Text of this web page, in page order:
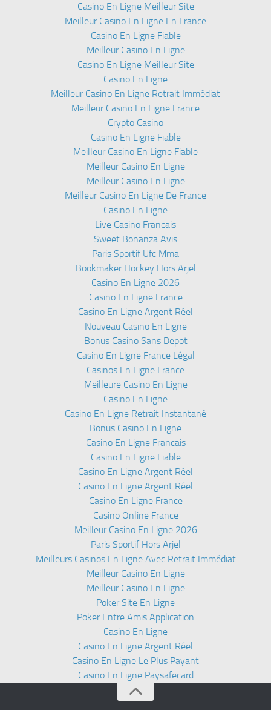
Casino En Ligne Meilleur Site
Meilleur Casino En Ligne En France
Casino En Ligne Fiable
Meilleur Casino En Ligne
Casino En Ligne Meilleur Site
Casino En Ligne
Meilleur Casino En Ligne Retrait Immédiat
Meilleur Casino En Ligne France
Crypto Casino
Casino En Ligne Fiable
Meilleur Casino En Ligne Fiable
Meilleur Casino En Ligne
Meilleur Casino En Ligne
Meilleur Casino En Ligne De France
Casino En Ligne
Live Casino Francais
Sweet Bonanza Avis
Paris Sportif Ufc Mma
Bookmaker Hockey Hors Arjel
Casino En Ligne 2026
Casino En Ligne France
Casino En Ligne Argent Réel
Nouveau Casino En Ligne
Bonus Casino Sans Depot
Casino En Ligne France Légal
Casinos En Ligne France
Meilleure Casino En Ligne
Casino En Ligne
Casino En Ligne Retrait Instantané
Bonus Casino En Ligne
Casino En Ligne Francais
Casino En Ligne Fiable
Casino En Ligne Argent Réel
Casino En Ligne Argent Réel
Casino En Ligne France
Casino Online France
Meilleur Casino En Ligne 2026
Paris Sportif Hors Arjel
Meilleurs Casinos En Ligne Avec Retrait Immédiat
Meilleur Casino En Ligne
Meilleur Casino En Ligne
Poker Site En Ligne
Poker Entre Amis Application
Casino En Ligne
Casino En Ligne Argent Réel
Casino En Ligne Le Plus Payant
Casino En Ligne Paysafecard